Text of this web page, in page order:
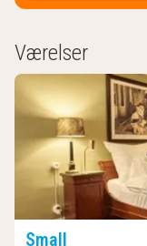
Værelser
Small